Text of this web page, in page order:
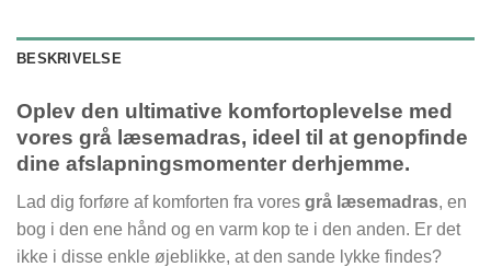
BESKRIVELSE
Oplev den ultimative komfortoplevelse med
vores grå læsemadras, ideel til at genopfinde
dine afslapningsmomenter derhjemme.
Lad dig forføre af komforten fra vores grå læsemadras, en
bog i den ene hånd og en varm kop te i den anden. Er det
ikke i disse enkle øjeblikke, at den sande lykke findes?